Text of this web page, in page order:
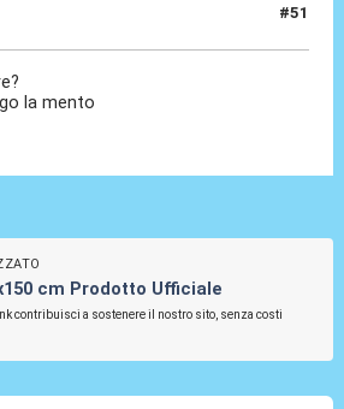
#51
la mento
cm Prodotto Ufficiale
contribuisci a sostenere il nostro sito, senza costi